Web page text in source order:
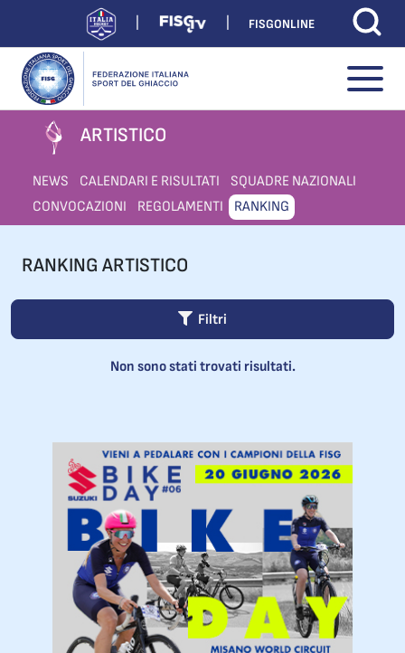
FISGONLINE
ARTISTICO
NEWS CALENDARI E RISULTATI
SQUADRE NAZIONALI
CONVOCAZIONI
REGOLAMENTI RANKING
RANKING ARTISTICO
Filtri
Non sono stati trovati risultati.